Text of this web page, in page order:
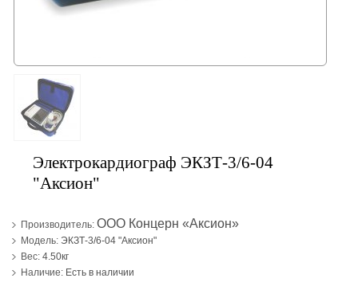
Электрокардиограф ЭКЗТ-3/6-04
"Аксион"
Производитель: ООО Концерн «Аксион»
Модель: ЭКЗТ-3/6-04 "Аксион"
Вес: 4.50кг
Наличие: Есть в наличии